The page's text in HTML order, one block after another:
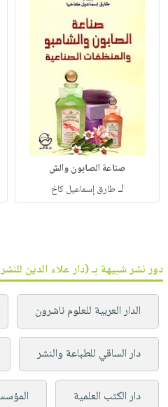
صناعة الصابون والش
لـطارق إسماعيل كاخ
دور نشر شبيهة بـ (دار علاء الدين
الدار العربية للعلوم ناشرون
دار الساقي للطباعة والنشر
دار الكتب العلمية